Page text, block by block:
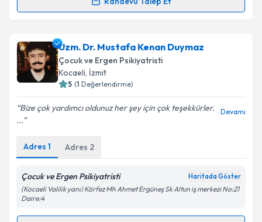
Randevu Talep Et
Randevu Takvimi Talebi
Klinik Psikolog Mısra Adıyaman için randevu
takvimi talebi oluşturun. Size bu uzmandan randevu
almanız için bir takvim hazırlandığında e-posta ile
bilgilendireceğiz.
E-posta Adresiniz
Metni 'ni okudum ve kişisel verilerimin belirtilen
kapsamda işlenmesini kabul ediyorum.
Uzm. Dr. Mustafa Kenan Duymaz
Çocuk ve Ergen Psikiyatristi
Kocaeli, İzmit
( Değerlendirme)
Bize çok yardımcı oldunuz her şey için çok teşekkürler.
...
Adres 1 Adres 2
Çocuk ve Ergen Psikiyatristi
(Kocaeli Valilik yanı) Körfez Mh Ahmet Ergüneş Sk Altun iş merkezi No:21